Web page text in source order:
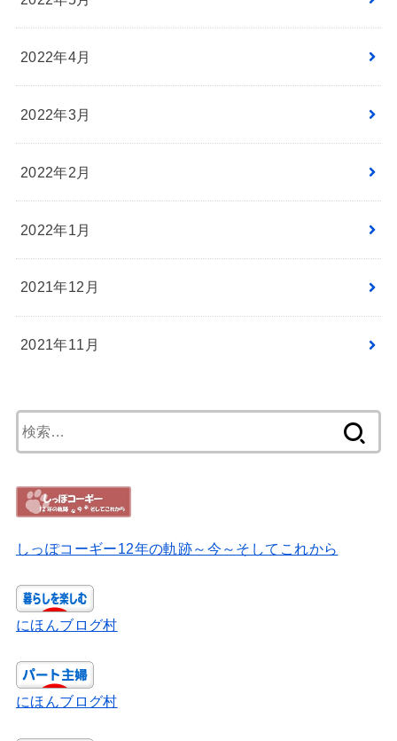
2022年4月
2022年3月
2022年2月
2022年1月
2021年12月
2021年11月
索:
しっぽコーギー12年の軌跡～今～そしてこれから
にほんブログ村
にほんブログ村